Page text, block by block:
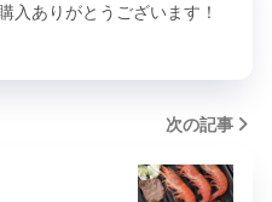
入ありがとうございます！
次の記事